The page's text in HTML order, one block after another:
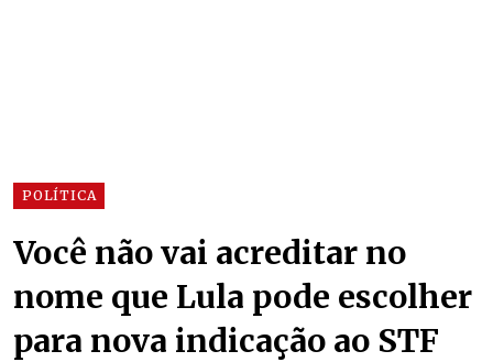
POLÍTICA
Você não vai acreditar no
nome que Lula pode escolher
para nova indicação ao STF